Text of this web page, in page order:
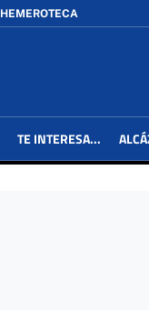
HEMEROTECA
TE INTERESA...